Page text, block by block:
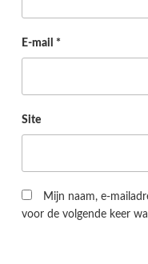
E-mail *
Site
Mijn naam, e-
voor de volgende keer